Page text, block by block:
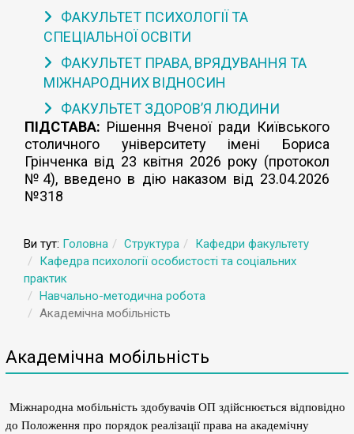
ФАКУЛЬТЕТ ПСИХОЛОГІЇ ТА
СПЕЦІАЛЬНОЇ ОСВІТИ
ФАКУЛЬТЕТ ПРАВА, ВРЯДУВАННЯ ТА
МІЖНАРОДНИХ ВІДНОСИН
ФАКУЛЬТЕТ ЗДОРОВ’Я ЛЮДИНИ
ПІДСТАВА: Рішення Вченої ради Київського
столичного університету імені Бориса
Грінченка від 23 квітня 2026 року (протокол
№4), введено в дію наказом від 23.04.2026
№318
Ви тут: Головна Структура
Кафедри факультету
Кафедра психології особистості та соціальних
практик
Навчально-методична робота
Академічна мобільність
Академічна мобільність
Міжнародна мобільність здобувачів ОП здійснюється відповідно
до Положення про порядок реалізації права на академічну